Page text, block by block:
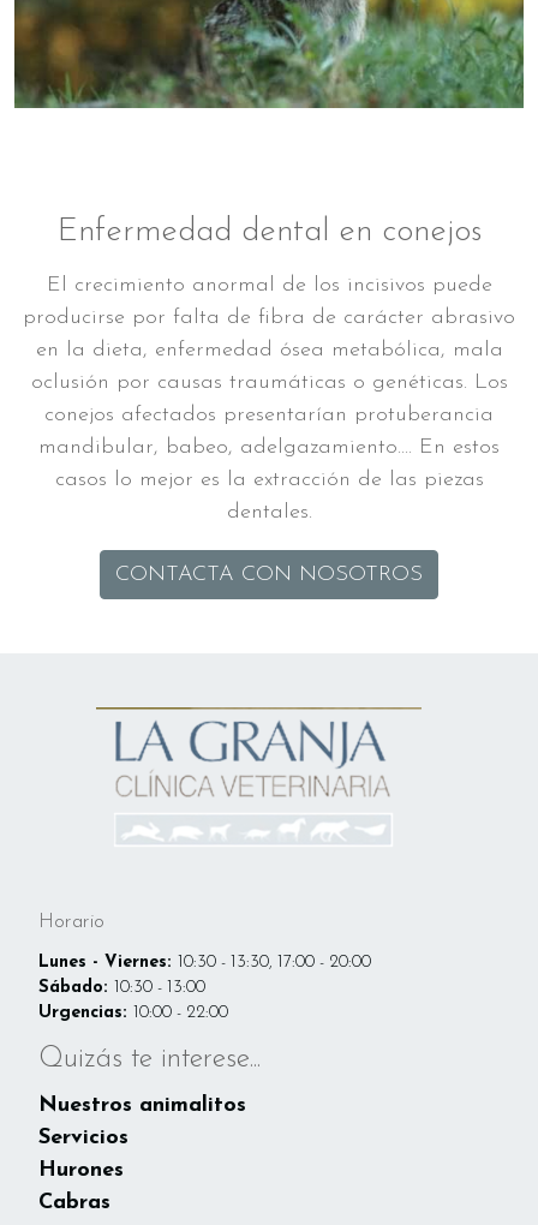
Enfermedad dental en conejos
El crecimiento anormal de los incisivos puede
producirse por falta de fibra de carácter abrasivo
en la dieta, enfermedad ósea metabólica, mala
oclusión por causas traumáticas o genéticas. Los
conejos afectados presentarían protuberancia
mandibular, babeo, adelgazamiento.... En estos
casos lo mejor es la extracción de las piezas
dentales.
CONTACTA CON NOSOTROS
Horario
Lunes - Viernes: 10:30 - 13:30, 17:00 - 20:00
Sábado: 10:30 - 13:00
Urgencias: 10:00 - 22:00
Quizás te interese...
Nuestros animalitos
Servicios
Hurones
Cabras